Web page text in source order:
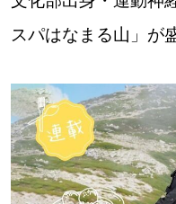
Sitakke編集部あい
Sitakke編集部 IKU
【暮らしの知恵を身に
【まったり楽しみたい】
スパはなまる山」が